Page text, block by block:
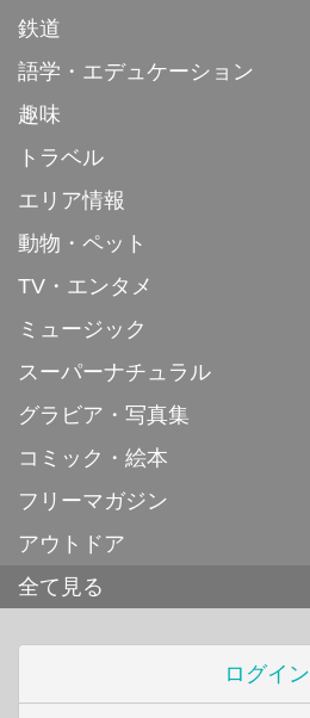
鉄道
語学・エデュケーション
趣味
トラベル
エリア情報
動物・ペット
TV・エンタメ
ミュージック
スーパーナチュラル
グラビア・写真集
コミック・絵本
フリーマガジン
アウトドア
全て見る
ログイン